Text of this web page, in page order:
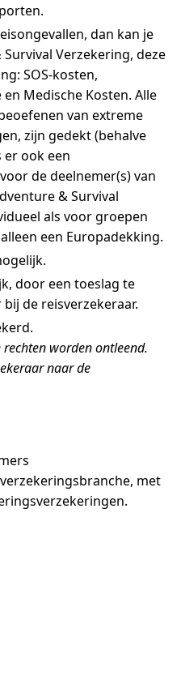
dan kan je
Verzekering, deze
SOS-kosten,
Medische Kosten. Alle
van extreme
zijn gedekt (behalve
er ook een
de deelnemer(s) van
& Survival
als voor groepen
een Europadekking.
door een toeslag te
de reisverzekeraar.
worden ontleend.
naar de
met